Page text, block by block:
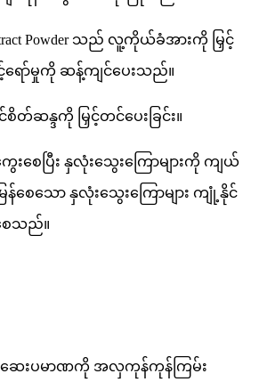
Powder သည် လူ့ကိုယ်ခံအားကို မြှင့်
င့်ရော်မှုကို ဆန့်ကျင်ပေးသည်။
တ်ဆန္ဒကို မြှင့်တင်ပေးခြင်း။
းစေပြီး နှလုံးသွေးကြောများကို ကျယ်
န်စေသော နှလုံးသွေးကြောများ ကျုံ့နိုင်
ေသည်။
ဆေးပမာဏကို အလှကုန်ကုန်ကြမ်း